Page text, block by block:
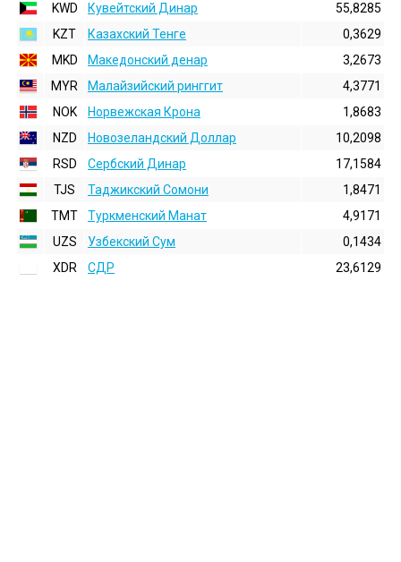
KWD
Кувейтский Динар
55,8285
KZT
Казахский Тенге
0,3629
MKD
Македонский денар
3,2673
MYR
Малайзийский ринггит
4,3771
NOK
Норвежская Крона
1,8683
NZD
Новозеландский Доллар
10,2098
RSD
Сербский Динар
17,1584
TJS
Таджикский Сомони
1,8471
TMT
Туркменский Манат
4,9171
UZS
Узбекский Сум
0,1434
XDR
СДР 23,6129